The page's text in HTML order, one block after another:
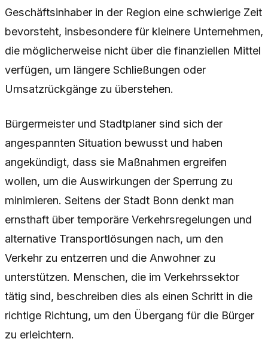
Geschäftsinhaber in der Region eine schwierige Zeit
bevorsteht, insbesondere für kleinere Unternehmen,
die möglicherweise nicht über die finanziellen Mittel
verfügen, um längere Schließungen oder
Umsatzrückgänge zu überstehen.
Bürgermeister und Stadtplaner sind sich der
angespannten Situation bewusst und haben
angekündigt, dass sie Maßnahmen ergreifen
wollen, um die Auswirkungen der Sperrung zu
minimieren. Seitens der Stadt Bonn denkt man
ernsthaft über temporäre Verkehrsregelungen und
alternative Transportlösungen nach, um den
Verkehr zu entzerren und die Anwohner zu
unterstützen. Menschen, die im Verkehrssektor
tätig sind, beschreiben dies als einen Schritt in die
richtige Richtung, um den Übergang für die Bürger
zu erleichtern.